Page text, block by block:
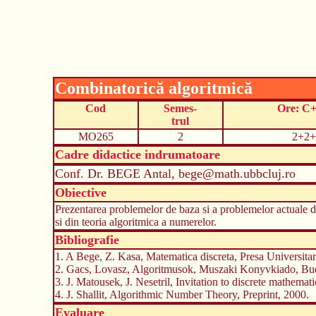
Combinatorică algoritmică
Cod
Semes-
trul
Ore:
MO265 2
Cadre didactice indrumatoare
Conf. Dr. BEGE Antal, bege@math.ubbcluj.ro
Obiective
Prezentarea problemelor de baza si a problemelor actuale
si din teoria algoritmica a numerelor.
Bibliografie
1. A Bege, Z. Kasa, Matematica discreta, Presa
2. Gacs, Lovasz, Algoritmusok, Muszaki Konyvkiado,
3. J. Matousek, J. Nesetril, Invitation to discrete
4. J. Shallit, Algorithmic Number Theory, Preprint, 2000.
Evaluare